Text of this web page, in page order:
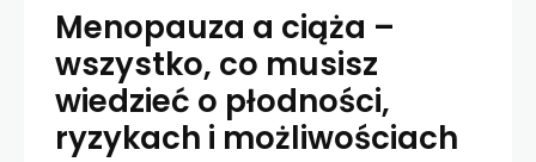
Menopauza a ciąża –
wszystko, co musisz
wiedzieć o płodności,
ryzykach i możliwościach